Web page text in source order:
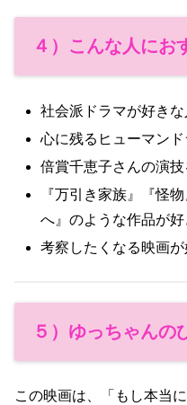
４）こんな人にお
社会派ドラマが好きな
心に残るヒューマンド
倍賞千恵子さんの演技
『万引き家族』『怪
へ』のような作品が好
考察したくなる映画が
５）ゆっちゃんの
この映画は、「もし本当